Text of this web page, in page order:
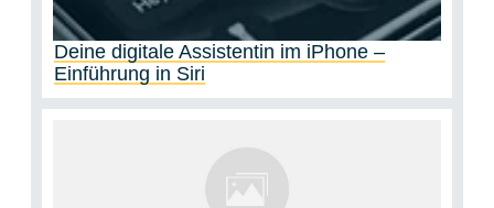
Deine digitale Assistentin im iPhone –
Einführung in Siri